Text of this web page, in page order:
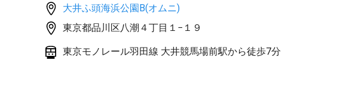
中止の連絡は、約30分前を予定。
４人未満でも、練習などで実施予定です。
★遅刻、早退のない方の参加をお待ちしております。
大井ふ頭海浜公園B(オムニ)
東京都品川区八潮４丁目１−１９
東京モノレール羽田線 大井競馬場前駅から徒歩7分